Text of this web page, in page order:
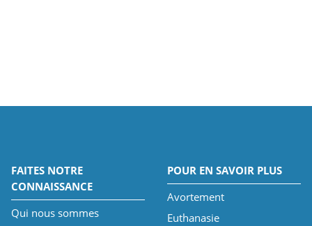
FAITES NOTRE
CONNAISSANCE
Qui nous sommes
POUR EN SAVOIR PLUS
Avortement
Euthanasie